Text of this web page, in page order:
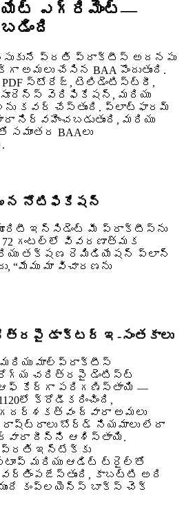
ఎగ్రిమెంట్—
చేసుకునే ప్రతి ప్రాక్టీస్ అదనపు
అమలు చేసిన BAA పొందుతుంది.
స్టోరేజ్, టెలిడెంటిస్ట్రీ,
వెరిఫికేషన్, మరియు
కవర్ చేస్తుంది. ప్లాట్‌ఫారమ్
ద్వారా నిర్వహించబడుతుంది, మరియు
BAAలు
నోటిఫికేషన్
ఇన్సిడెంట్ మీ ప్రాక్టీస్‌ను
72 గంటల్లో వివరణాత్మక
తక్షణ రెమిడియేషన్ ప్లాన్
“మేము మా విచారణను
డాక్టర్ ఇ-సంతకాలు
మరియు మాల్‌ప్రాక్టీస్
చరిత్రపై డెంటిస్ట్
ఆఫ్ కేర్‌గా పరిగణిస్తాయి —
క్రోడీకరించింది,
ద్వారా అమలు
రాష్ట్రాలు బోర్డ్ నియమాలు లేదా
దీన్ని ఆశిస్తాయి.
ప్రతి ఇన్‌టేక్‌కు
మరియు ఆడిట్ ట్రైల్‌తో
కాబట్టి అది
కంప్లయెన్స్ బాక్స్ చెక్